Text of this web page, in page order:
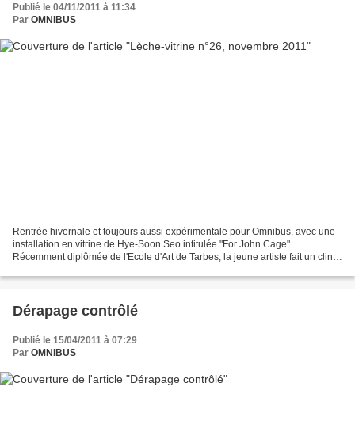
Publié le 04/11/2011 à 11:34
Par OMNIBUS
Rentrée hivernale et toujours aussi expérimentale pour Omnibus, avec une
installation en vitrine de Hye-Soon Seo intitulée "For John Cage".
Récemment diplômée de l'Ecole d'Art de Tarbes, la jeune artiste fait un clin
Dérapage contrôlé
Publié le 15/04/2011 à 07:29
Par OMNIBUS